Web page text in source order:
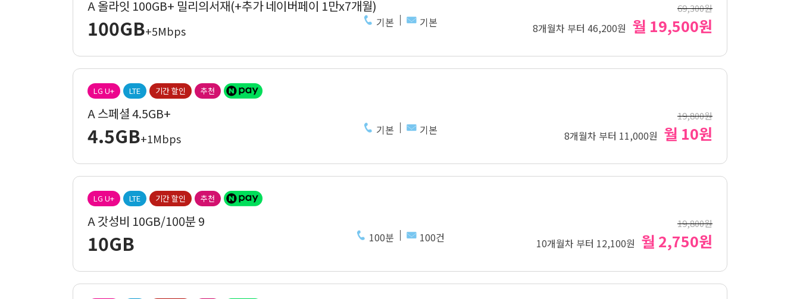
A 올라잇 100GB+ 밀리의서재(+추가 네이버페이 1만x7개월) 69,300원
100GB+5Mbps
기본 기본 8개월차 부터 46,200원 월 19,500원
LG U+ LTE 기간 할인 추천
A 스페셜 4.5GB+ 19,800원
4.5GB+1Mbps
기본 기본 8개월차 부터 11,000원 월 10원
LG U+ LTE 기간 할인 추천
A 갓성비 10GB/100분 9 19,800원
10GB 100분 100건 10개월차 부터 12,100원 월 2,750원